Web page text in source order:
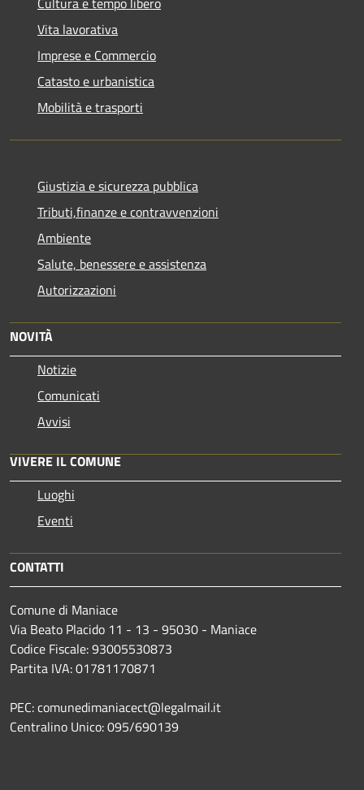
Vita lavorativa
Imprese e Commercio
Catasto e urbanistica
Mobilità e trasporti
Giustizia e sicurezza pubblica
Tributi,finanze e contravvenzioni
Ambiente
Salute, benessere e assistenza
Autorizzazioni
NOVITÀ
Notizie
Comunicati
Avvisi
VIVERE IL COMUNE
Luoghi
Eventi
CONTATTI
Comune di Maniace
Via Beato Placido 11 - 13 - 95030 - Maniace
Codice Fiscale: 93005530873
Partita IVA: 01781170871
PEC: comunedimaniacect@legalmail.it
Centralino Unico: 095/690139